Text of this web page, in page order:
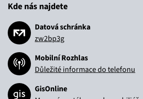
Kde nás najdete
Datová schránka
zw2bp3g
Mobilní Rozhlas
Důležité informace do telefonu
GisOnline